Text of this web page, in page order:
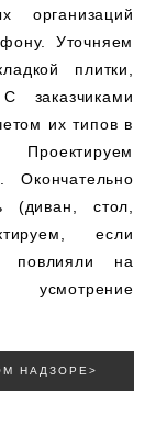
организаций
Уточняем
плитки,
заказчиками
их типов в
Окончательно
(диван, стол,
если
повлияли на
НАДЗОРЕ>